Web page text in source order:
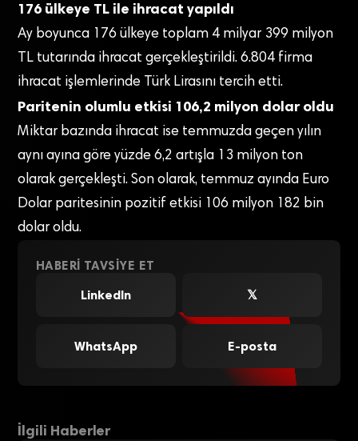
176 ülkeye TL ile ihracat yapıldı
Ay boyunca 176 ülkeye toplam 4 milyar 399 milyon
TL tutarında ihracat gerçekleştirildi. 6.804 firma
ihracat işlemlerinde Türk Lirasını tercih etti.
Paritenin olumlu etkisi 106,2 milyon dolar oldu
Miktar bazında ihracat ise temmuzda geçen yılın
aynı ayına göre yüzde 6,2 artışla 13 milyon ton
olarak gerçekleşti. Son olarak, temmuz ayında Euro
Dolar paritesinin pozitif etkisi 106 milyon 182 bin
dolar oldu.
HABERI TAVSIYE ET
LinkedIn
𝕏
WhatsApp E-posta
İlgili Haberler